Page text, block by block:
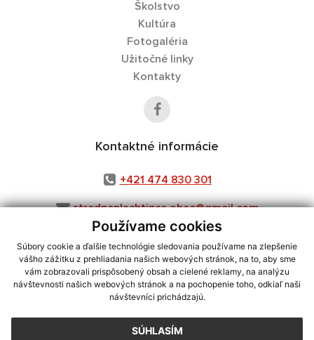
Používame cookies
Súbory cookie a ďalšie technológie sledovania používame na zlepšenie
vášho zážitku z prehliadania našich webových stránok, na to, aby sme
vám zobrazovali prispôsobený obsah a cielené reklamy, na analýzu
návštevnosti našich webových stránok a na pochopenie toho, odkiaľ naši
návštevníci prichádzajú.
SÚHLASÍM
Školstvo
Kultúra
Fotogaléria
Užitočné linky
Kontakty
Kontaktné informácie
+421 474 830 301
stredneplachtince.obec@gmail.com
využite možnosť získavania aktuálnych informácií s využitím RSS
CMS systém (redakčný) systém ECHELON 2,Mapa stránok,web portál
webex.digital, s.r.o.,domény,registrácia domény